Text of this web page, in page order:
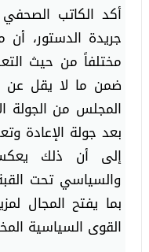
أكد الكاتب
جريدة الدستور،
مختلفاً من حيث
المجلس من الجولة
بعد جولة الإعادة
إلى أن ذلك
والسياسي تحت
بما يفتح المجال
القوى السياسية